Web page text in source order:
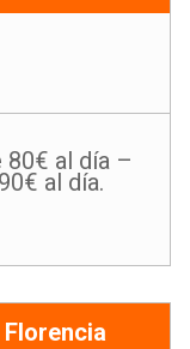
80€ al día –
al día.